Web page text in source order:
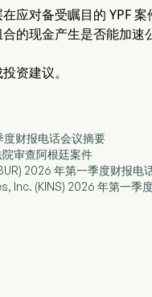
应对备受瞩目的 YPF
的现金产生是否能加速
资建议。
财报电话会议摘要
审查阿根廷案件
2026 年第一季度财报电
Inc. (KINS) 2026 年第一季